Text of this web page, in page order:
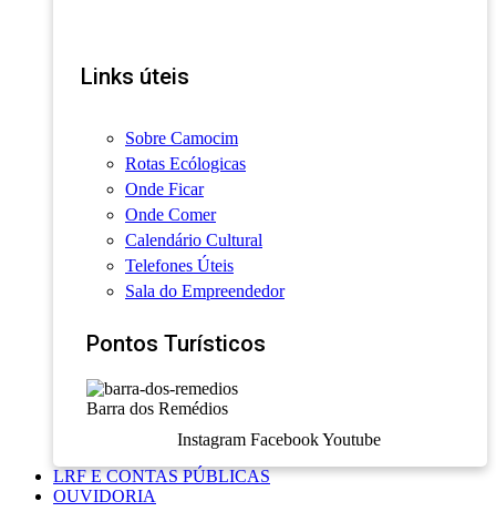
Links úteis
Sobre Camocim
Rotas Ecólogicas
Onde Ficar
Onde Comer
Calendário Cultural
Telefones Úteis
Sala do Empreendedor
Pontos Turísticos
Barra dos Remédios
Instagram Facebook Youtube
LRF E CONTAS PÚBLICAS
OUVIDORIA